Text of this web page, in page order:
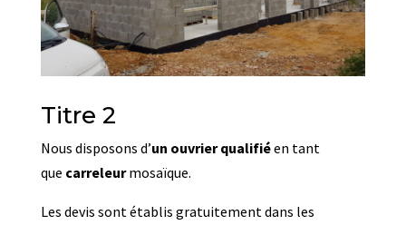
Titre 2
Nous disposons d’un ouvrier qualifiéen tant
que carreleurmosaïque.
Les devis sont établis gratuitement dans les